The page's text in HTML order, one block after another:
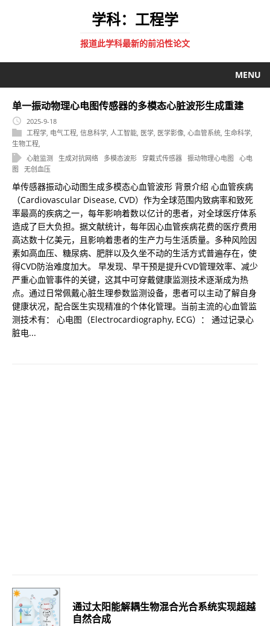
学科：工程学
报道此学科最新的前沿性论文
MENU
单一振动物理心电图传感器的多模态心脏波形生成重建
2025-9-18
工程学 电气工程 信息科学 人工智能 医学 医学影像 心血管系统 生命科学
生物工程
心脏监测 生成对抗网络 多模态波形 穿戴式传感器 振动物理心电图
心电
图
无创血压
单传感器振动心动图生成多模态心血管波形 背景介绍 心血管疾病
（Cardiovascular Disease, CVD）作为全球范围内致病率和致死
率最高的疾病之一，每年影响着数以亿计的患者，对全球医疗体系
造成了巨大负担。据文献统计，每年因心血管疾病花费的医疗费用
高达数十亿美元，且影响着患者的生产力与生活质量。多种风险因
素如高血压、糖尿病、肥胖以及久坐不动的生活方式普遍存在，使
得CVD防治难度加大。 早发现、早干预是提升CVD管理效率、减少
严重心血管事件的关键，这其中可穿戴健康监测技术逐渐成为热
点。通过日常佩戴心脏生理参数监测设备，患者可以主动了解自身
健康状况，配合医生实现精准的个体化管理。当前主流的心血管监
测技术有： 心电图（Electrocardiography, ECG）： 通过记录心
脏电...
通过太阳能解耦生物混合光合系统实现超越
自然合成